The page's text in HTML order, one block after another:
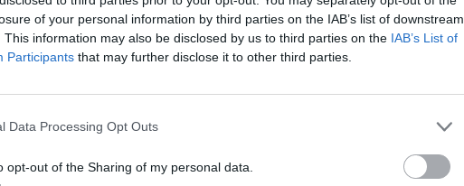
of your personal information by third parties on the IAB’s list of downstream
This information may also be disclosed by us to third parties on the IAB’s List of
Participants that may further disclose it to other third parties.
Data Processing Opt Outs
opt-out of the Sharing of my personal data.
treballant per desplegar aquest projecte és
Desenvolupament (Acord).El seu president,
de les finques, el que pot esdevenir un
apostin per al cultiu de la poma de
entre 12.000 i 14.000 euros de marge net per
50 cèntims el quilo. Cada hectàrea pot produir